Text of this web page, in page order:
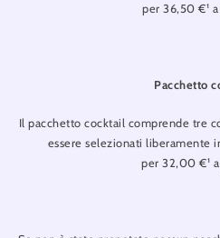
per 36,50 €¹
Pacchetto
Il pacchetto cocktail comprende tre
essere selezionati liberamente
per 32,00 €¹